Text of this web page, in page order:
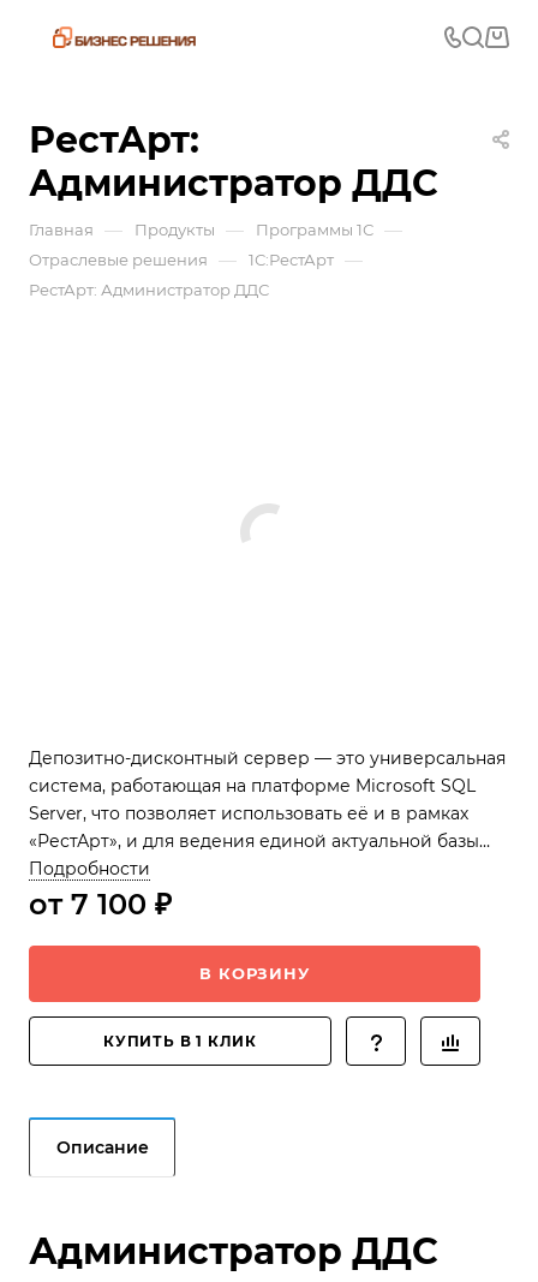
РестАрт:
Администратор ДДС
Главная — Продукты — Программы 1С —
Отраслевые решения — 1С:РестАрт —
РестАрт: Администратор ДДС
Депозитно-дисконтный сервер — это универсальная
система, работающая на платформе Microsoft SQL
Server, что позволяет использовать её и в рамках
«РестАрт», и для ведения единой актуальной базы
для различных сторонних решений.
Подробности
от 7 100 ₽
В КОРЗИНУ
КУПИТЬ В 1 КЛИК
Описание
Администратор ДДС